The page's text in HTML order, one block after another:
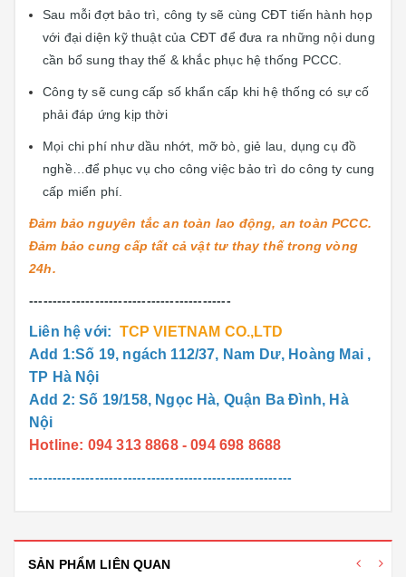
Sau mỗi đợt bảo trì, công ty sẽ cùng CĐT tiến hành họp
với đại diện kỹ thuật của CĐT để đưa ra những nội dung
cần bổ sung thay thế & khắc phục hệ thống PCCC.
Công ty sẽ cung cấp số khẩn cấp khi hệ thống có sự cố
phải đáp ứng kịp thời
Mọi chi phí như dầu nhớt, mỡ bò, giẻ lau, dụng cụ đồ
nghề…để phục vụ cho công việc bảo trì do công ty cung
cấp miển phí.
Đảm bảo nguyên tắc an toàn lao động, an toàn PCCC.
Đảm bảo cung cấp tất cả vật tư thay thế trong vòng
24h.
-------------------------------------------
Liên hệ với: TCP VIETNAM CO.,LTD
Add 1:Số 19, ngách 112/37, Nam Dư, Hoàng Mai ,
TP Hà Nội
Add 2: Số 19/158, Ngọc Hà, Quận Ba Đình, Hà
Nội
Hotline: 094 313 8868 - 094 698 8688
--------------------------------------------------------
SẢN PHẨM LIÊN QUAN